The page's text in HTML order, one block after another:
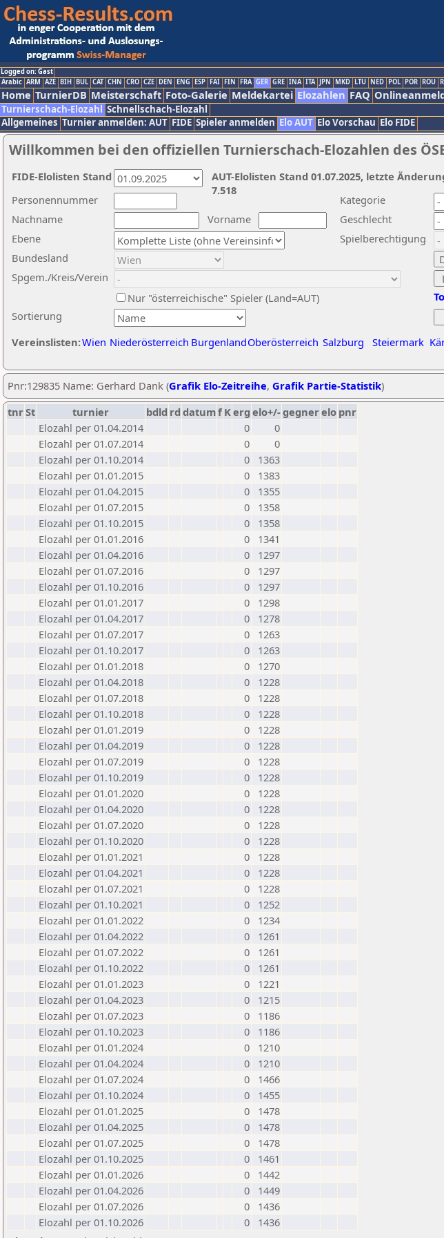
Logged on: Gast
Arabic ARM AZE BIH BUL CAT CHN CRO CZE DEN ENG ESP FAI FIN FRA GER GRE INA ITA JPN MKD LTU NED POL POR ROU
Home TurnierDB Meisterschaft Foto-Galerie Meldekartei Elozahlen FAQ
Turnierschach-Elozahl Schnellschach-Elozahl
Allgemeines Turnier anmelden: AUT FIDE Spieler anmelden Elo AUT Elo Vorschau Elo FIDE
Willkommen bei den offiziellen Turnierschach-Elozahlen des
Nachname
Vorname
Ebene
Kategorie
Sortierung
Personennummer
Bundesland
Spgem./Kreis/Verein
Geschlecht
Nur "österreichische" Spieler (Land=AUT)
Spielberechtigung
Vereinslisten:Wien Niederösterreich BurgenlandOberösterreich Salzburg Steiermark
AUT-Elolisten Stand 01.07.2025, letzte
7.518
FIDE-Elolisten Stand
Pnr:129835 Name: Gerhard Dank (Grafik Elo-Zeitreihe, Grafik Partie-Statistik)
tnrSt turnier bdld rd datumf Kerg elo+/-gegnerelo pnr
Elozahl per 01.04.2014
0
0
Elozahl per 01.07.2014
0
0
Elozahl per 01.10.2014
0
1363
Elozahl per 01.01.2015
0
1383
Elozahl per 01.04.2015
0
1355
Elozahl per 01.07.2015
0
1358
Elozahl per 01.10.2015
0
1358
Elozahl per 01.01.2016
0
1341
Elozahl per 01.04.2016
0
1297
Elozahl per 01.07.2016
0
1297
Elozahl per 01.10.2016
0
1297
Elozahl per 01.01.2017
0
1298
Elozahl per 01.04.2017
0
1278
Elozahl per 01.07.2017
0
1263
Elozahl per 01.10.2017
0
1263
Elozahl per 01.01.2018
0
1270
Elozahl per 01.04.2018
0
1228
Elozahl per 01.07.2018
0
1228
Elozahl per 01.10.2018
0
1228
Elozahl per 01.01.2019
0
1228
Elozahl per 01.04.2019
0
1228
Elozahl per 01.07.2019
0
1228
Elozahl per 01.10.2019
0
1228
Elozahl per 01.01.2020
0
1228
Elozahl per 01.04.2020
0
1228
Elozahl per 01.07.2020
0
1228
Elozahl per 01.10.2020
0
1228
Elozahl per 01.01.2021
0
1228
Elozahl per 01.04.2021
0
1228
Elozahl per 01.07.2021
0
1228
Elozahl per 01.10.2021
0
1252
Elozahl per 01.01.2022
0
1234
Elozahl per 01.04.2022
0
1261
Elozahl per 01.07.2022
0
1261
Elozahl per 01.10.2022
0
1261
Elozahl per 01.01.2023
0
1221
Elozahl per 01.04.2023
0
1215
Elozahl per 01.07.2023
0
1186
Elozahl per 01.10.2023
0
1186
Elozahl per 01.01.2024
0
1210
Elozahl per 01.04.2024
0
1210
Elozahl per 01.07.2024
0
1466
Elozahl per 01.10.2024
0
1455
Elozahl per 01.01.2025
0
1478
Elozahl per 01.04.2025
0
1478
Elozahl per 01.07.2025
0
1478
Elozahl per 01.10.2025
0
1461
Elozahl per 01.01.2026
0
1442
Elozahl per 01.04.2026
0
1449
Elozahl per 01.07.2026
0
1436
Elozahl per 01.10.2026
0
1436